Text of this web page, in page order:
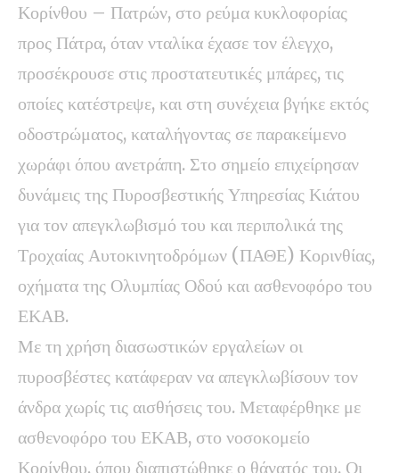
Κορίνθου – Πατρών, στο ρεύμα κυκλοφορίας
προς Πάτρα, όταν νταλίκα έχασε τον έλεγχο,
προσέκρουσε στις προστατευτικές μπάρες, τις
οποίες κατέστρεψε, και στη συνέχεια βγήκε εκτός
οδοστρώματος, καταλήγοντας σε παρακείμενο
χωράφι όπου ανετράπη. Στο σημείο επιχείρησαν
δυνάμεις της Πυροσβεστικής Υπηρεσίας Κιάτου
για τον απεγκλωβισμό του και περιπολικά της
Τροχαίας Αυτοκινητοδρόμων (ΠΑΘΕ) Κορινθίας,
οχήματα της Ολυμπίας Οδού και ασθενοφόρο του
ΕΚΑΒ.
Με τη χρήση διασωστικών εργαλείων οι
πυροσβέστες κατάφεραν να απεγκλωβίσουν τον
άνδρα χωρίς τις αισθήσεις του. Μεταφέρθηκε με
ασθενοφόρο του ΕΚΑΒ, στο νοσοκομείο
Κορίνθου, όπου διαπιστώθηκε ο θάνατός του. Οι